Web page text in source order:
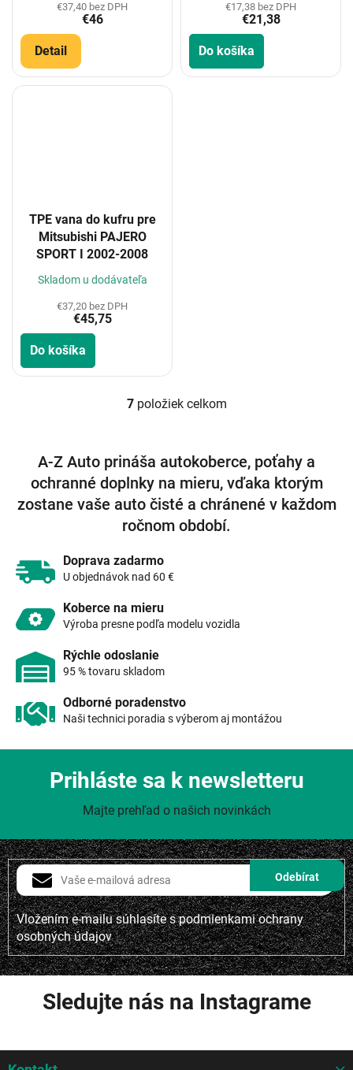
€37,40 bez DPH
€46
Detail
€17,38 bez DPH
€21,38
Do košíka
TPE vana do kufru pre
Mitsubishi PAJERO
SPORT I 2002-2008
Skladom u dodávateľa
€37,20 bez DPH
€45,75
Do košíka
O
á
d
a
c
e
v
7položiek celkom
A-Z Auto prináša autokoberce, poťahy a
ochranné doplnky na mieru, vďaka ktorým
zostane vaše auto čisté a chránené v každom
ročnom období.
Doprava zadarmo
U objednávok nad 60 €
Koberce na mieru
Výroba presne podľa modelu vozidla
Rýchle odoslanie
95 % tovaru skladom
Odborné poradenstvo
Naši technici poradia s výberom aj montážou
Vložením e-mailu súhlasíte spodmienkami ochrany
osobných údajov
Prihláste sa k newsletteru
Majte prehľad o našich novinkách
Sledujte nás na Instagrame